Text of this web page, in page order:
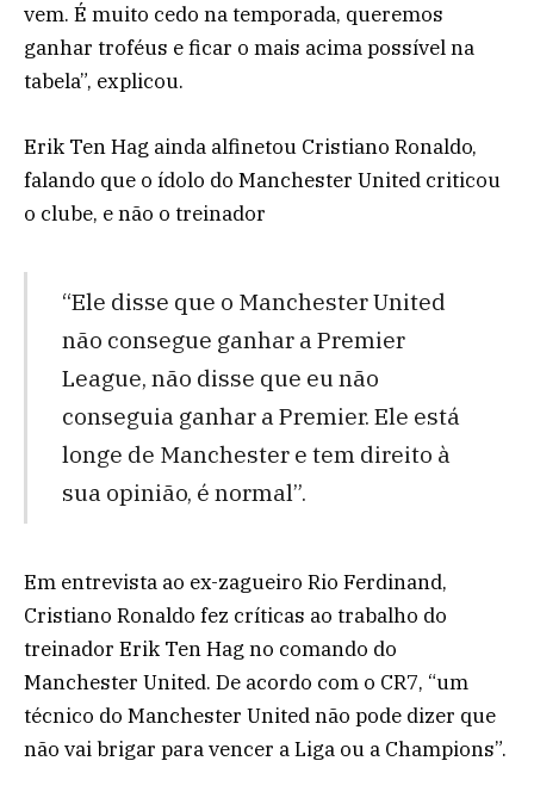
vem. É muito cedo na temporada, queremos
ganhar troféus e ficar o mais acima possível na
tabela”, explicou.
Erik Ten Hag ainda alfinetou Cristiano Ronaldo,
falando que o ídolo do Manchester United criticou
o clube, e não o treinador
“Ele disse que o Manchester United
não consegue ganhar a Premier
League, não disse que eu não
conseguia ganhar a Premier. Ele está
longe de Manchester e tem direito à
sua opinião, é normal”.
Em entrevista ao ex-zagueiro Rio Ferdinand,
Cristiano Ronaldo fez críticas ao trabalho do
treinador Erik Ten Hag no comando do
Manchester United. De acordo com o CR7, “um
técnico do Manchester United não pode dizer que
não vai brigar para vencer a Liga ou a Champions”.